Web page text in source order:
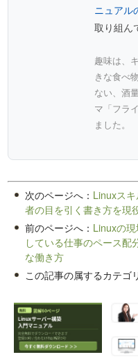
ニュアル
取り組ん
趣味は、
きな食べ
ない、酒
マ「フラ
ました。
次のページへ： Linuxス
者の目を引く書き方を現
前のページへ： Linuxの
している仕事のペース
な働き方
この記事の属するカテゴ